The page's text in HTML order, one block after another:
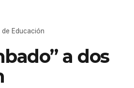
de Educación
a dos